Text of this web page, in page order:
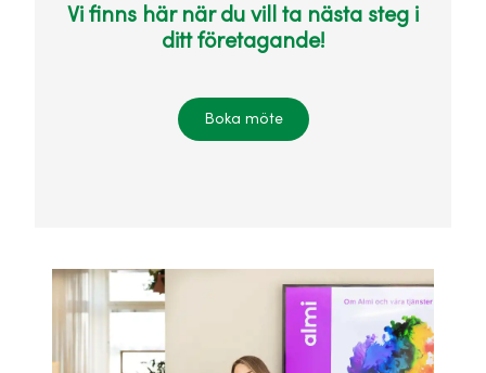
Vi finns här när du vill ta nästa steg i
ditt företagande!
Boka möte